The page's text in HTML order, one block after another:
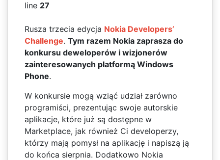
line 27
Rusza trzecia edycja Nokia Developers’
Challenge. Tym razem Nokia zaprasza do
konkursu deweloperów i wizjonerów
zainteresowanych platformą Windows
Phone.
W konkursie mogą wziąć udział zarówno
programiści, prezentując swoje autorskie
aplikacje, które już są dostępne w
Marketplace, jak również Ci developerzy,
którzy mają pomysł na aplikację i napiszą ją
do końca sierpnia. Dodatkowo Nokia